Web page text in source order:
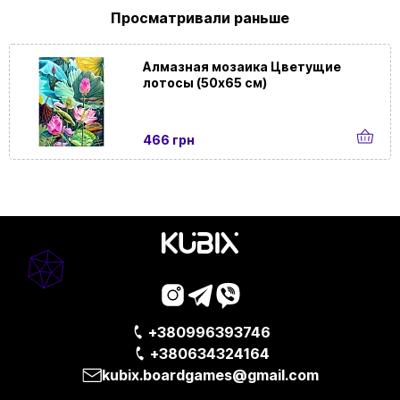
Просматривали раньше
Алмазная мозаика Цветущие
лотосы (50х65 см)
466 грн
+380996393746
+380634324164
kubix.boardgames@gmail.com